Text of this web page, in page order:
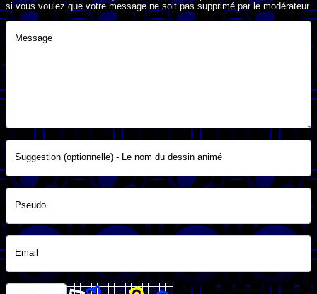
si vous voulez que votre message ne soit pas supprimé par le modérateur.
Message
Suggestion (optionnelle) - Le nom du dessin animé
Pseudo
Email